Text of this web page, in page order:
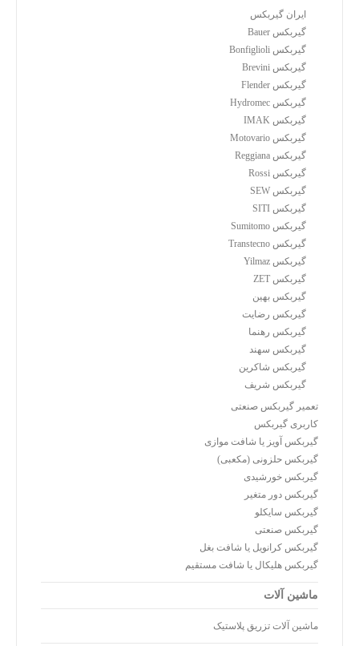
ایران گیربکس
گیربکس Bauer
گیربکس Bonfiglioli
گیربکس Brevini
گیربکس Flender
گیربکس Hydromec
گیربکس IMAK
گیربکس Motovario
گیربکس Reggiana
گیربکس Rossi
گیربکس SEW
گیربکس SITI
گیربکس Sumitomo
گیربکس Transtecno
گیربکس Yilmaz
گیربکس ZET
گیربکس بهین
گیربکس رضایت
گیربکس رهنما
گیربکس سهند
گیربکس شاکرین
گیربکس شریف
تعمیر گیربکس صنعتی
کاربری گیربکس
گیربکس آویز یا شافت موازی
گیربکس حلزونی (مکعبی)
گیربکس خورشیدی
گیربکس دور متغیر
گیربکس سایکلو
گیربکس صنعتی
گیربکس کرانویل یا شافت بغل
گیربکس هلیکال یا شافت مستقیم
ماشین آلات
ماشین آلات تزریق پلاستیک